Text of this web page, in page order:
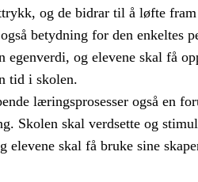
og de bidrar til å løfte fram
betydning for den enkeltes
egenverdi, og elevene skal få
tid i skolen.
læringsprosesser også en
Skolen skal verdsette og
elevene skal få bruke sine